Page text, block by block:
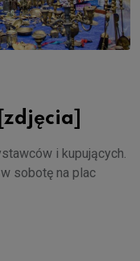
i kupujących.
sobotę na plac